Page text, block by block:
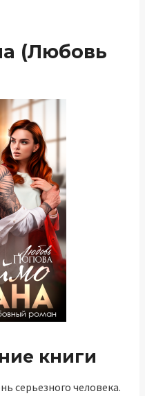
(Любовь
книги
серьезного человека.